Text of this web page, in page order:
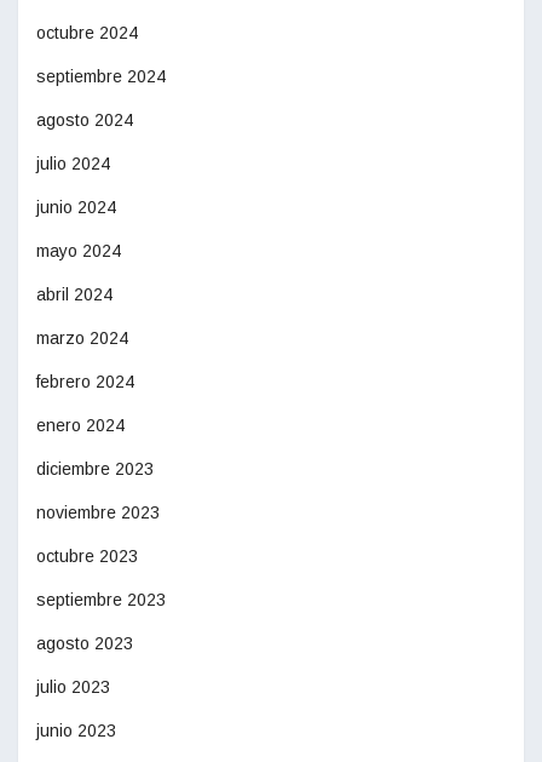
octubre 2024
septiembre 2024
agosto 2024
julio 2024
junio 2024
mayo 2024
abril 2024
marzo 2024
febrero 2024
enero 2024
diciembre 2023
noviembre 2023
octubre 2023
septiembre 2023
agosto 2023
julio 2023
junio 2023